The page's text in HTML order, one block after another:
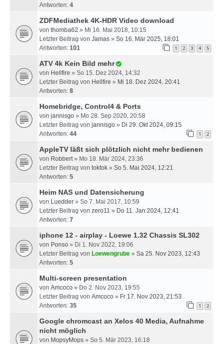
Antworten: 4
ZDFMediathek 4K-HDR Video download
von thomba62 » Mi 16. Mai 2018, 10:15
Letzter Beitrag von Jamas » So 16. Mär 2025, 18:01
Antworten: 101 1 2 3 4 5
ATV 4k Kein Bild mehr
von Hellfire » So 15. Dez 2024, 14:32
Letzter Beitrag von Hellfire » Mi 18. Dez 2024, 20:41
Antworten: 8
Homebridge, Control4 & Ports
von jannisgo » Mo 28. Sep 2020, 20:58
Letzter Beitrag von jannisgo » Di 29. Okt 2024, 09:15
Antworten: 44 1 2
AppleTV läßt sich plötzlich nicht mehr bedienen
von Robbert» Mo 18. Mär 2024, 23:36
Letzter Beitrag von toktok » So 5. Mai 2024, 12:21
Antworten: 5
Heim NAS und Datensicherung
von Luedder » So 7. Mai 2017, 10:59
Letzter Beitrag von zero11 » Do 11. Jan 2024, 12:41
Antworten: 7
iphone 12 - airplay - Loewe 1.32 Chassis SL302
von Ponso » Di 1. Nov 2022, 19:06
Letzter Beitrag von Loewengrube » Sa 25. Nov 2023, 12:43
Antworten: 5
Multi-screen presentation
von Amcoco » Do 2. Nov 2023, 19:55
Letzter Beitrag von Amcoco » Fr 17. Nov 2023, 21:53
Antworten: 35 1 2
Google chromcast an Xelos 40 Media, Aufnahme
nicht möglich
von MopsyMops » So 5. Mär 2023, 16:18